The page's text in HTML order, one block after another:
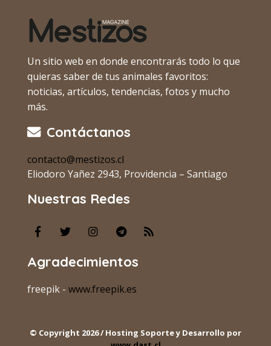
Un sitio web en donde encontrarás todo lo que
quieras saber de tus animales favoritos:
noticias, artículos, tendencias, fotos y mucho
más.
Contáctanos
contacto@mestizos.cl
Eliodoro Yañez 2943, Providencia – Santiago
Nuestras Redes
Agradecimientos
freepik - www.freepik.es
© Copyright 2026 / Hosting Soporte y Desarrollo por